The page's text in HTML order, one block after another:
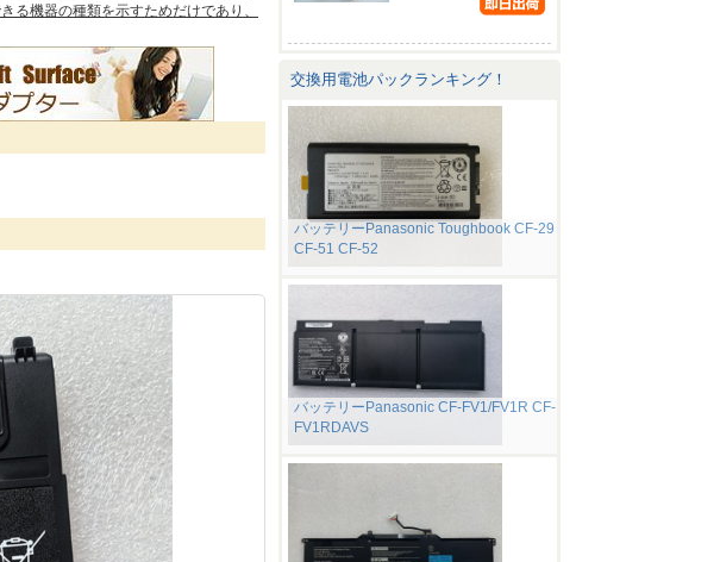
る機器の種類を示すためだけであり、
交換用電池パックランキング！
バッテリーPanasonic Toughbook CF-29
CF-51 CF-52
バッテリーPanasonic CF-FV1/FV1R CF-
FV1RDAVS